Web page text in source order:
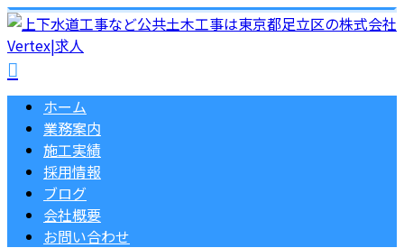
ホーム
業務案内
施工実績
採用情報
ブログ
会社概要
お問い合わせ